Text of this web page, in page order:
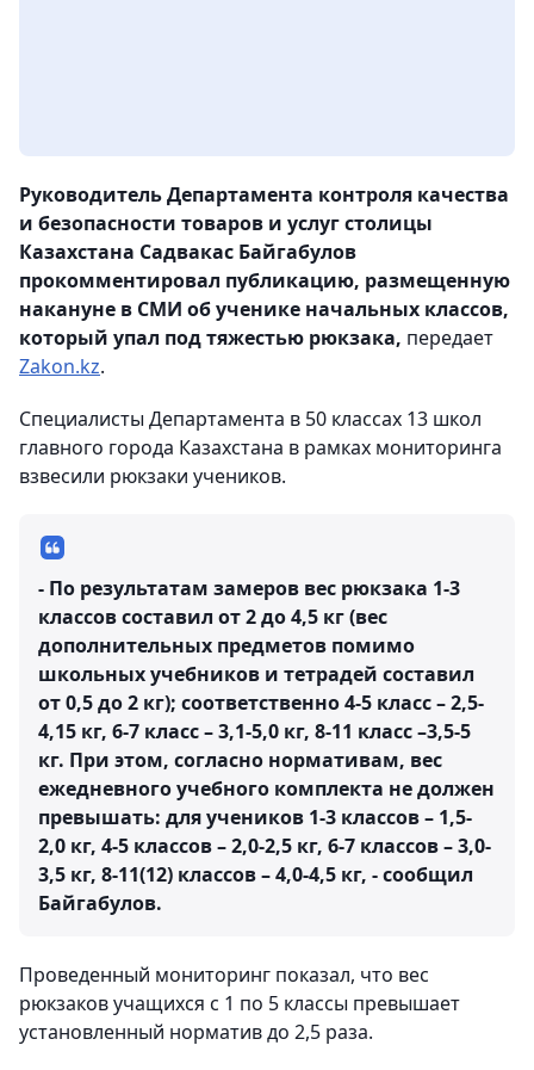
Руководитель Департамента контроля качества
и безопасности товаров и услуг столицы
Казахстана Садвакас Байгабулов
прокомментировал публикацию, размещенную
накануне в СМИ об ученике начальных классов,
который упал под тяжестью рюкзака, передает
Zakon.kz.
Специалисты Департамента в 50 классах 13 школ
главного города Казахстана в рамках мониторинга
взвесили рюкзаки учеников.
- По результатам замеров вес рюкзака 1-3
классов составил от 2 до 4,5 кг (вес
дополнительных предметов помимо
школьных учебников и тетрадей составил
от 0,5 до 2 кг); соответственно 4-5 класс – 2,5-
4,15 кг, 6-7 класс – 3,1-5,0 кг, 8-11 класс –3,5-5
кг. При этом, согласно нормативам, вес
ежедневного учебного комплекта не должен
превышать: для учеников 1-3 классов – 1,5-
2,0 кг, 4-5 классов – 2,0-2,5 кг, 6-7 классов – 3,0-
3,5 кг, 8-11(12) классов – 4,0-4,5 кг, - сообщил
Байгабулов.
Проведенный мониторинг показал, что вес
рюкзаков учащихся с 1 по 5 классы превышает
установленный норматив до 2,5 раза.